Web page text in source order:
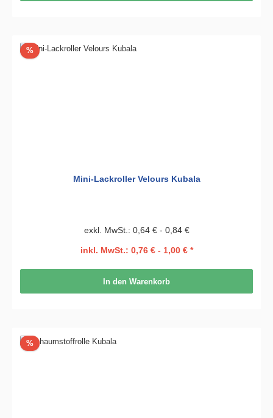
%Rabatt
Mini-Lackroller Velours Kubala
exkl. MwSt.: 0,64 € - 0,84 €
inkl. MwSt.: 0,76 € - 1,00 € *
In den Warenkorb
%Rabatt